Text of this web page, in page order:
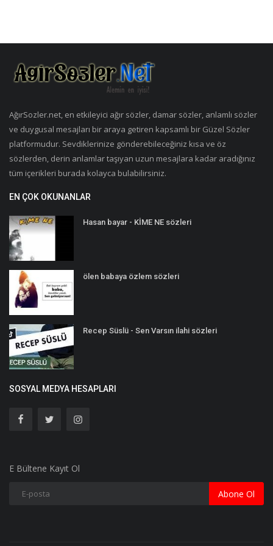
AğırSozler.net, en etkileyici ağır sözler, damar sözler, anlamlı sözler
ve duygusal mesajları bir araya getiren kapsamlı bir Güzel Sözler
platformudur. Sevdiklerinize gönderebileceğiniz kısa ve öz
sözlerden, derin anlamlar taşıyan uzun mesajlara kadar aradığınız
tüm içerikleri burada kolayca bulabilirsiniz.
EN ÇOK OKUNANLAR
Hasan bayar - KİME NE sözleri
ölen babaya özlem sözleri
Recep Süslü - Sen Varsın ilahi sözleri
SOSYAL MEDYA HESAPLARI
E Bültene Kayıt Ol
Abone Ol